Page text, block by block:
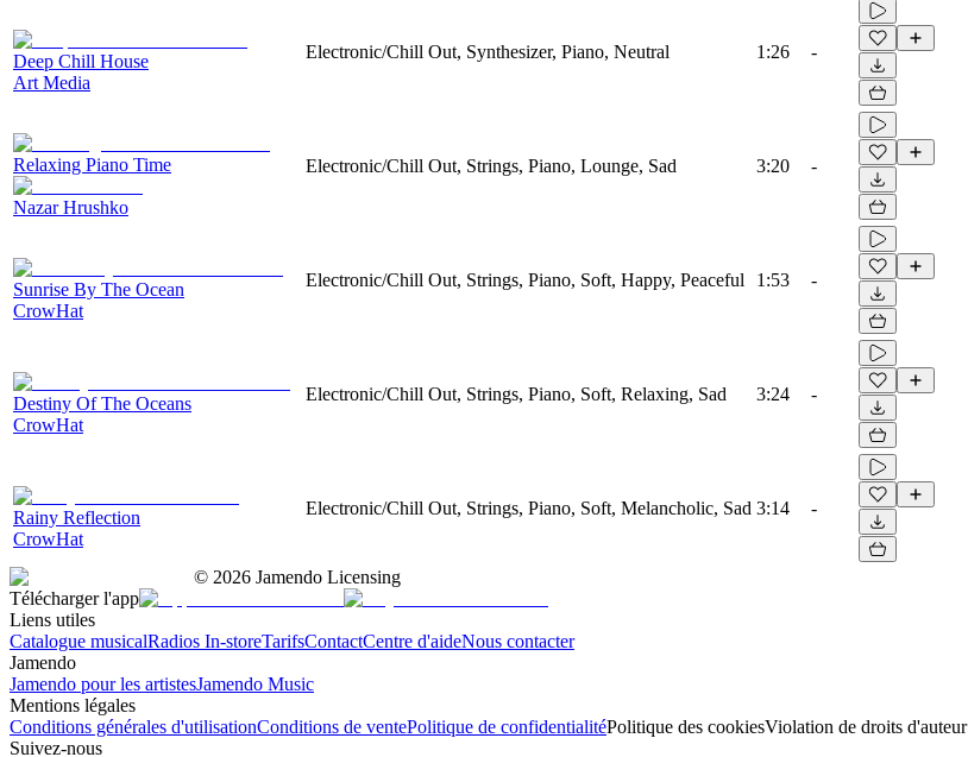
Deep Chill House
Art Media
Electronic/Chill Out, Synthesizer, Piano, Neutral 1:26 -
Relaxing Piano Time
Nazar Hrushko
Electronic/Chill Out, Strings, Piano, Lounge, Sad 3:20 -
Sunrise By The Ocean
CrowHat
Electronic/Chill Out, Strings, Piano, Soft, Happy, Peaceful 1:53 -
Destiny Of The Oceans
CrowHat
Electronic/Chill Out, Strings, Piano, Soft, Relaxing, Sad 3:24 -
Rainy Reflection
CrowHat
Electronic/Chill Out, Strings, Piano, Soft, Melancholic, Sad 3:14 -
© 2026 Jamendo Licensing
Télécharger l'app
Liens utiles
Catalogue musicalRadios In-storeTarifsContactCentre d'aideNous contacter
Jamendo
Jamendo pour les artistesJamendo Music
Mentions légales
Conditions générales d'utilisationConditions de ventePolitique de confidentialitéPolitique des cookiesViolation de droits d'auteur
Suivez-nous